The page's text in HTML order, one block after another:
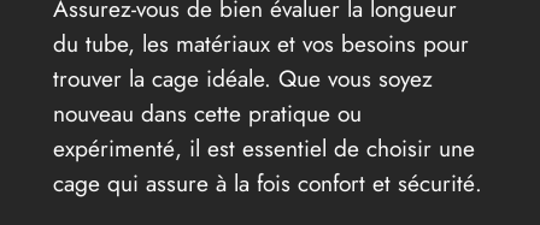
Assurez-vous de bien évaluer la longueur
du tube, les matériaux et vos besoins pour
trouver la cage idéale. Que vous soyez
nouveau dans cette pratique ou
expérimenté, il est essentiel de choisir une
cage qui assure à la fois confort et sécurité.